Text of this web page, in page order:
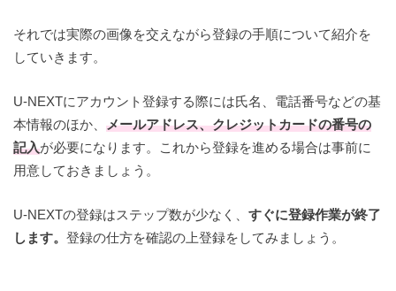
それでは実際の画像を交えながら登録の手順について紹介を
していきます。
U-NEXTにアカウント登録する際には氏名、電話番号などの基
本情報のほか、 メールアドレス、クレジットカードの番号の
記入が必要になります。これから登録を進める場合は事前に
用意しておきましょう。
U-NEXTの登録はステップ数が少なく、 すぐに登録作業が終了
します。 登録の仕方を確認の上登録をしてみましょう。